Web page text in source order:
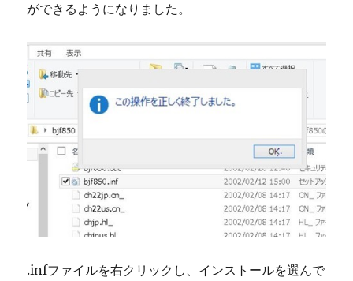
ができるようになりました。
.infファイルを右クリックし、インストールを選んで